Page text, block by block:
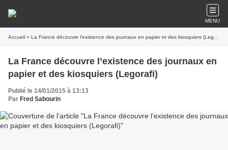
MENU
Accueil » La France découvre l’existence des journaux en papier et des kiosquiers (Legorafi)
La France découvre l’existence des journaux en
papier et des kiosquiers (Legorafi)
Publié le 14/01/2015 à 13:13
Par Fred Sabourin